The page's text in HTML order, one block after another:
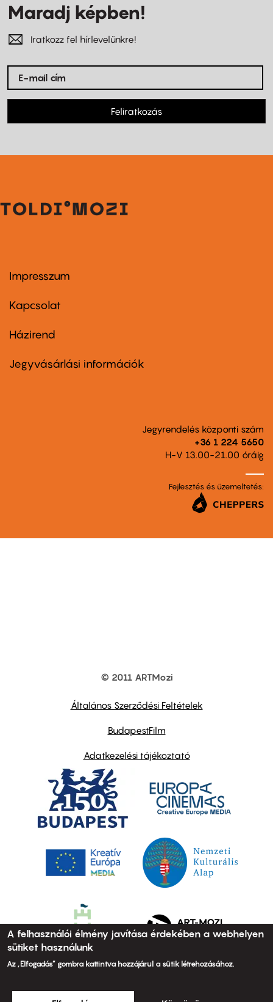
Maradj képben!
Iratkozz fel hírlevelünkre!
Feliratkozás
Footer
first
Impresszum
Kapcsolat
Footer
second
Házirend
Jegyvásárlási információk
Jegyrendelés központi szám
+36 1 224 5650
H-V 13.00-21.00 óráig
Fejlesztés és üzemeltetés:
© 2011 ARTMozi
Általános Szerződési Feltételek
BudapestFilm
Adatkezelési tájékoztató
A felhasználói élmény javítása érdekében a webhelyen
sütiket használunk
Az „Elfogadás” gombra kattintva hozzájárul a sütik létrehozásához.